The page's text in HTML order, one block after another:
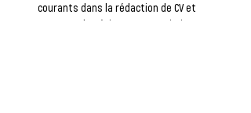
courants dans la rédaction de CV et
comment les éviter pour maximiser tes